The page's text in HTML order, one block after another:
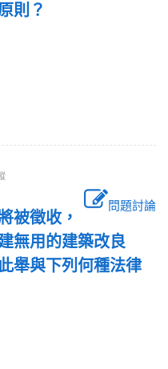
則？
問題討論
被徵收，
無用的建築改良
舉與下列何種法律